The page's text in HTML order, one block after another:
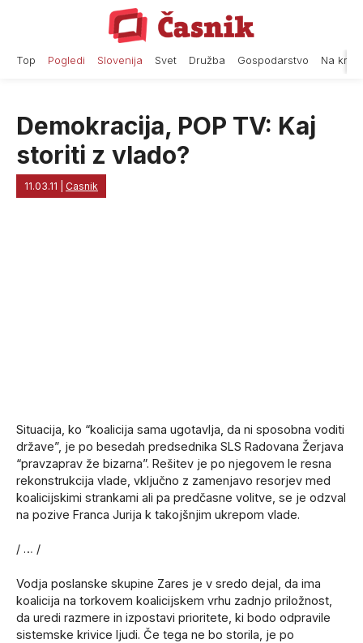
Top Pogledi Slovenija Svet Družba Gospodarstvo Na
Demokracija, POP TV: Kaj
storiti z vlado?
11.03.11 Casnik
Situacija, ko “koalicija sama ugotavlja, da ni sposobna voditi
države”, je po besedah predsednika SLS Radovana Žerjava
“pravzaprav že bizarna”. Rešitev je po njegovem le resna
rekonstrukcija vlade, vključno z zamenjavo resorjev med
koalicijskimi strankami ali pa predčasne volitve, se je odzval
na pozive Franca Jurija k takojšnjim ukrepom vlade.
/ … /
Vodja poslanske skupine Zares je v sredo dejal, da ima
koalicija na torkovem koalicijskem vrhu zadnjo priložnost,
da uredi razmere in izpostavi prioritete, ki bodo odpravile
sistemske krivice ljudi. Če tega ne bo storila, je po